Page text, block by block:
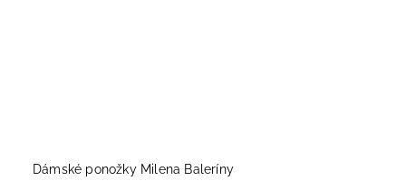
Dámské ponožky Milena Baleríny